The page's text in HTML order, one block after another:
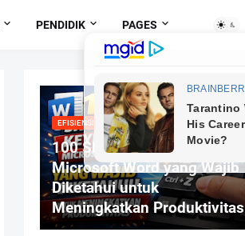
PENDIDIK PAGES
EFISIENSI MENGETIK
100 Shortcut Keyboard
Microsoft Word yang Wajib
Diketahui untuk
Meningkatkan Produktivitas